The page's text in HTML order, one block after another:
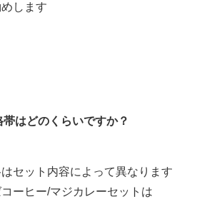
します
はどのくらいですか？
セット内容によって異なります
ーヒー/マジカレーセットは